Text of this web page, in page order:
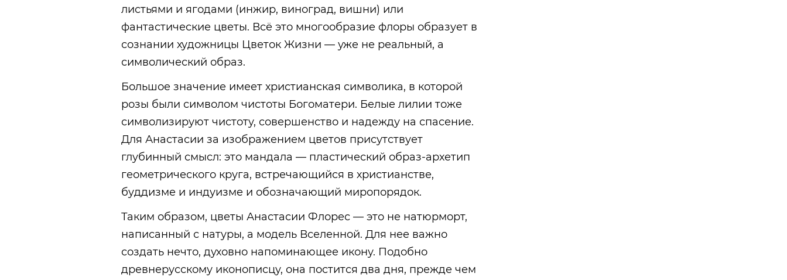
листьями и ягодами (инжир, виноград, вишни) или
фантастические цветы. Всё это многообразие флоры образует в
сознании художницы Цветок Жизни — уже не реальный, а
символический образ.
Большое значение имеет христианская символика, в которой
розы были символом чистоты Богоматери. Белые лилии тоже
символизируют чистоту, совершенство и надежду на спасение.
Для Анастасии за изображением цветов присутствует
глубинный смысл: это мандала — пластический образ-архетип
геометрического круга, встречающийся в христианстве,
буддизме и индуизме и обозначающий миропорядок.
Таким образом, цветы Анастасии Флорес — это не натюрморт,
написанный с натуры, а модель Вселенной. Для нее важно
создать нечто, духовно напоминающее икону. Подобно
древнерусскому иконописцу, она постится два дня, прежде чем